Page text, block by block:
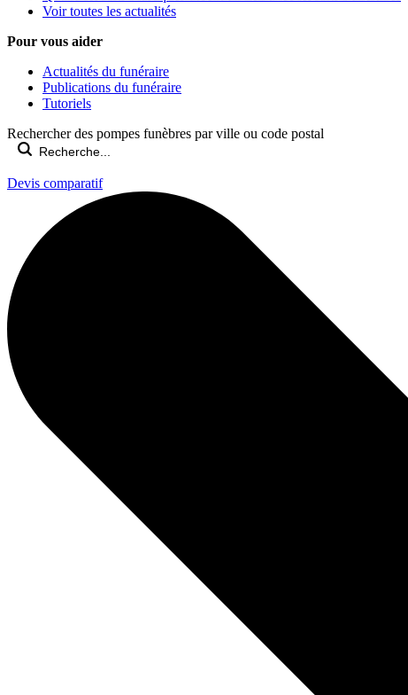
Voir toutes les actualités
Pour vous aider
Actualités du funéraire
Publications du funéraire
Tutoriels
Rechercher des pompes funèbres par ville ou code postal
Devis comparatif